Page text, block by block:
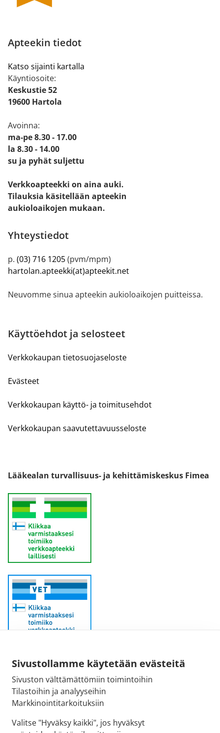
Sivustollamme käytetään evästeitä
Sivuston välttämättömiin toimintoihin
Tilastoihin ja analyyseihin
Markkinointitarkoituksiin
Valitse "Hyväksy kaikki", jos hyväksyt
Apteekin tiedot
Katso sijainti kartalla
Käyntiosoite:
Keskustie 52
19600 Hartola
Avoinna:
ma-pe 8.30 - 17.00
la 8.30 - 14.00
su ja pyhät suljettu
Verkkoapteekki on aina auki.
Tilauksia käsitellään apteekin
aukioloaikojen mukaan.
Yhteystiedot
p. (03) 716 1205(pvm/mpm)
hartolan.apteekki(at)apteekit.net
Neuvomme sinua apteekin aukioloaikojen puitteissa.
Käyttöehdot ja selosteet
Verkkokaupan tietosuojaseloste
Evästeet
Verkkokaupan käyttö- ja toimitusehdot
Verkkokaupan saavutettavuusseloste
Lääkealan turvallisuus- ja kehittämiskeskus Fimea
Sähköpostiosoite:
kirjaamo@fimea.fi
Fimean vaihde:
029 522 3341